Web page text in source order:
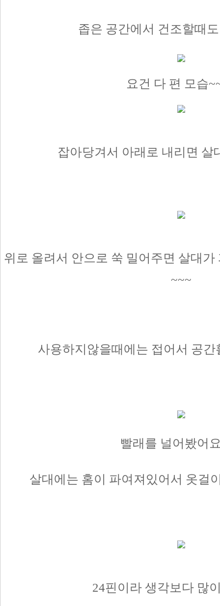
좁은 공간에서 건조할때
요건 다 편 모습
잡아당겨서 아래로 내리면 살
위로 올려서 안으로 쑥 밀어주면 살대
~~~
사용하지않을때에는 접어서 공
빨래를 널어봤어
살대에는 홈이 파여져있어서 옷걸
24핀이라 생각보다 많